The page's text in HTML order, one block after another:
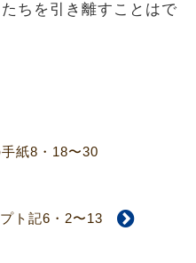
ちを引き離すことはで
紙8・18〜30
ト記6・2〜13